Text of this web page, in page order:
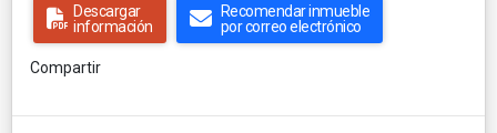
Descargar
información
Recomendar inmueble
por correo electrónico
Compartir